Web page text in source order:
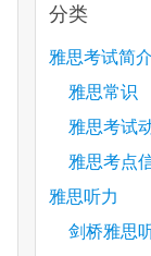
分类
雅思考试简介
雅思常识
雅思考试
雅思考点
雅思听力
剑桥雅思